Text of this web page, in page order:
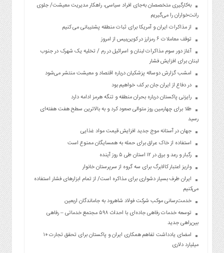
به‌کارگیری متخصصان به‌جای افراد سیاسی، راهکار مدیریت معیشت/ جلوی
رانت‌خواران را می‌گیریم
از مذاکرات ایران و آمریکا برای ثبات منطقه پشتیبانی می کنیم
توقف معاملات ۶ رمزارز در کوین‌بیس از امروز
آغاز دور سوم مذاکرات لبنان و اسرائیل در رم / تخلیه یک شهرک در جنوب
لبنان برای افزایش فشار
امشب گزارش دوساله پزشکیان درباره اقتصاد و معیشت منتشر می‌شود
در دفاع از ایران جان بر کف خواهیم بود
رایزنی پاکستان درباره بحران منطقه و تنگه هرمز ادامه دارد
طلا برای چهارمین روز متوالی صعود کرد و به بالاترین سطح هفت هفته‌ای
رسید
جهان در آستانه موج جدید افزایش قیمت مواد غذایی
استفاده از خاک عراق برای حمله به همسایگان ممنوع است
رگبار و رعد و برق در ۱۲ استان طی ۵ روز آینده
واریز اعتبار کالابرگ برای سه گروه از سرپرستان خانوار
ایران طرف بسیار دشواری برای مذاکره است/ از تمام ابزارهای فشار استفاده
می‌کنیم
خدمت‌رسانی موکب شرکت فولاد شاهرود به جاماندگان اربعین
توسعه خدمات رفاهی جاده‌ای با احداث ۵۹۸ مجتمع خدماتی – رفاهی
بین‌راهی جدید
امضای یادداشت تفاهم همکاری ایران و پاکستان برای تحقق تجارت ۱۰
میلیارد دلاری